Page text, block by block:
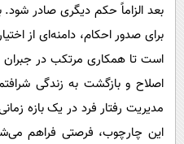
بعد الزاماً حکم دیگری صادر
برای صدور احکام، دامنه‌ای از
است تا همکاری مرتکب در
اصلاح و بازگشت به زندگی
مدیریت رفتار فرد در یک بازه
این چارچوب، فرصتی فراهم